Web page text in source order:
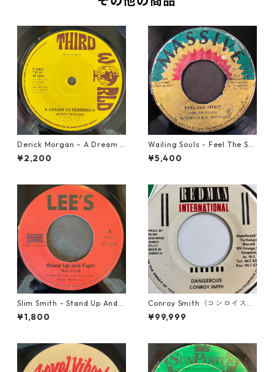
Derick Morgan – A Dream T
o Remember【7-21824】
¥2,200
Wailing Souls - Feel The Spi
rit【7-21955】
¥5,400
Slim Smith - Stand Up And F
ight 【7-21832】
¥1,800
Conroy Smith（コンロイスミ
ス） - Dangerous【7'】
¥99,999